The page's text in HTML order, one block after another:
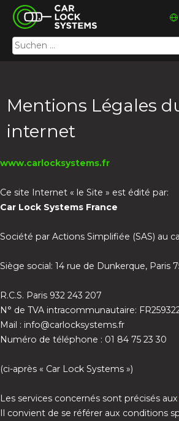
Skip
content
Car Lock Systems
Car Lock Systems
Suchen
nach:
Mentions Légales
internet
www.carlocksystems.fr
Ce site Internet « le Site » est édité par:
Car Lock Systems France
Société par Actions Simplifiée (SAS) au
Siège social: 14 rue de Dunkerque, Paris
R.C.S. Paris 932 243 207
N° de TVA intracommunautaire:
Mail : info@carlocksystems.fr
Numéro de téléphone : 01 84 75 23 30
(ci-après « Car Lock Systems »)
Les services concernés sont précisés aux
Il convient de se référer aux conditions